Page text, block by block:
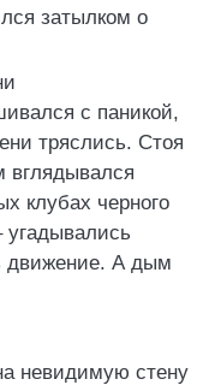
затылком о
с паникой,
тряслись. Стоя
вглядывался
клубах черного
движение. А дым
невидимую стену